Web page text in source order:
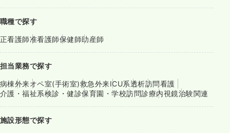
職種で探す
正看護師准看護師保健師助産師
担当業務で探す
病棟外来オペ室(手術室)救急外来ICU系透析訪問看護
介護・福祉系検診・健診保育園・学校訪問診療内視鏡治験関連
施設形態で探す